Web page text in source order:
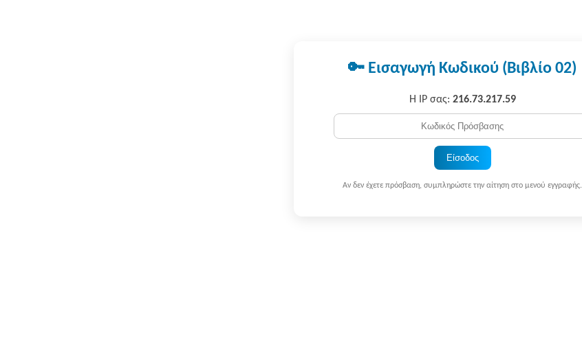
🔑 Εισαγωγή Κωδικού (Βιβλίο 02)
Η IP σας: 216.73.217.59
Είσοδος
Αν δεν έχετε πρόσβαση, συμπληρώστε την αίτηση στο μενού εγγραφής.